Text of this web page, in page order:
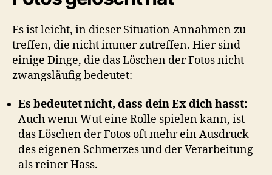
Es ist leicht, in dieser Situation Annahmen zu
treffen, die nicht immer zutreffen. Hier sind
einige Dinge, die das Löschen der Fotos nicht
zwangsläufig bedeutet:
Es bedeutet nicht, dass dein Ex dich hasst:
Auch wenn Wut eine Rolle spielen kann, ist
das Löschen der Fotos oft mehr ein Ausdruck
des eigenen Schmerzes und der Verarbeitung
als reiner Hass.